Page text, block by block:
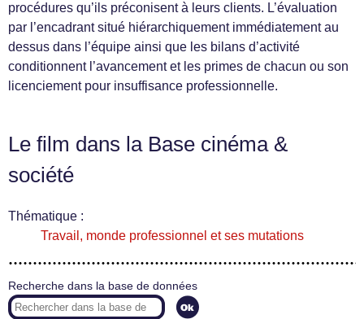
procédures qu’ils préconisent à leurs clients. L’évaluation
par l’encadrant situé hiérarchiquement immédiatement au
dessus dans l’équipe ainsi que les bilans d’activité
conditionnent l’avancement et les primes de chacun ou son
licenciement pour insuffisance professionnelle.
Le film dans la Base cinéma &
société
Thématique :
Travail, monde professionnel et ses mutations
Recherche dans la base de données